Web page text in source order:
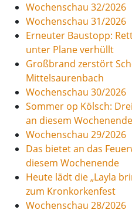
Wochenschau 32/2026
Wochenschau 31/2026
Erneuter Baustopp:
unter Plane verhüllt
Großbrand zerstört
Mittelsaurenbach
Wochenschau 30/2026
Sommer op Kölsch:
an diesem
Wochenschau 29/2026
Das bietet an das
diesem Wochenende
Heute lädt die „Layla
zum Kronkorkenfest
Wochenschau 28/2026